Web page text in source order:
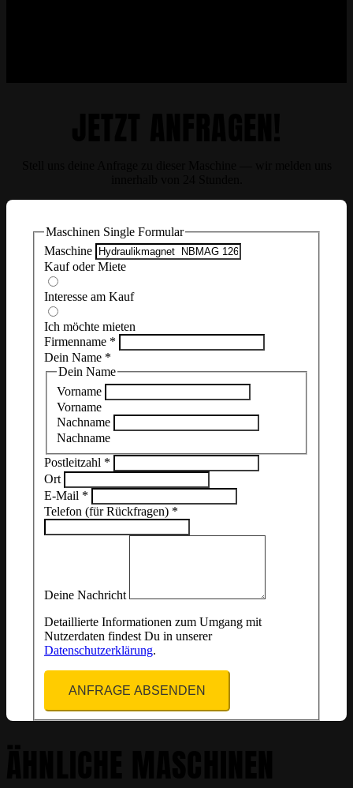
Maschinen Single Formular
Maschine
Kauf oder Miete
Interesse am Kauf
Ich möchte mieten
Firmenname *
Dein Name *
Dein Name
Vorname
Vorname
Nachname
Nachname
Postleitzahl *
Ort
E-Mail *
Telefon (für Rückfragen) *
Deine Nachricht
Detaillierte Informationen zum Umgang mit
Nutzerdaten findest Du in unserer
Datenschutzerklärung.
ANFRAGE ABSENDEN